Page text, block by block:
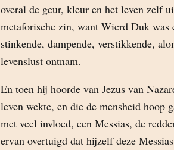
overal de geur, kleur en het leven zelf
metaforische zin, want Wierd Duk was
stinkende, dampende, verstikkende,
levenslust ontnam.
En toen hij hoorde van Jezus van
leven wekte, en die de mensheid hoop
met veel invloed, een Messias, de
ervan overtuigd dat hijzelf deze